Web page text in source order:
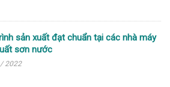
sản xuất đạt chuẩn tại các nhà máy
sơn nước
/ 2022